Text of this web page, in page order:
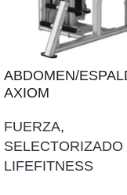
ABDOMEN/
AXIOM
FUERZA,
SELECTORIZADO
LIFEFITNESS